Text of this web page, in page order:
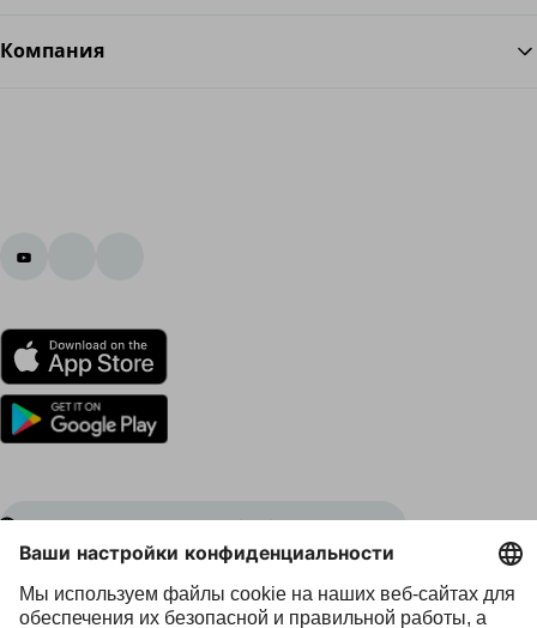
Компания
Представительства Ottobock во всем мире